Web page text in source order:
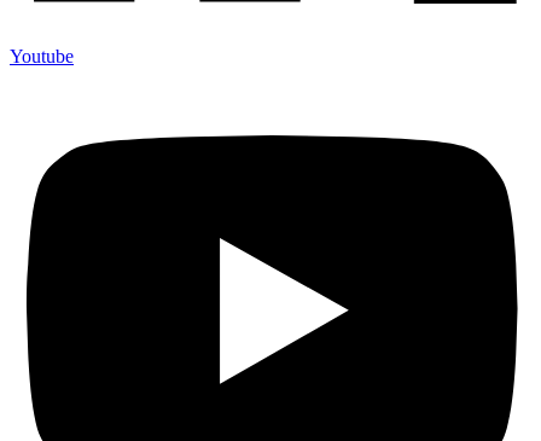
Youtube